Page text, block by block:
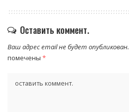
Оставить коммент.
Ваш адрес email не будет опубликован.
помечены *